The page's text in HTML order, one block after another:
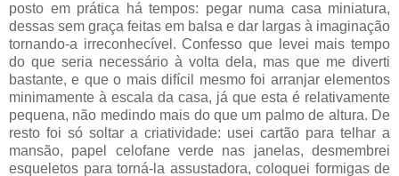
posto em prática há tempos: pegar numa casa miniatura,
dessas sem graça feitas em balsa e dar largas à imaginação
tornando-a irreconhecível. Confesso que levei mais tempo
do que seria necessário à volta dela, mas que me diverti
bastante, e que o mais difícil mesmo foi arranjar elementos
minimamente à escala da casa, já que esta é relativamente
pequena, não medindo mais do que um palmo de altura. De
resto foi só soltar a criatividade: usei cartão para telhar a
mansão, papel celofane verde nas janelas, desmembrei
esqueletos para torná-la assustadora, coloquei formigas de